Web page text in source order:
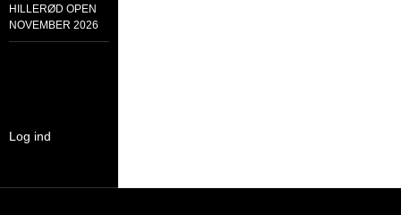
HILLERØD OPEN
NOVEMBER 2026
Log ind